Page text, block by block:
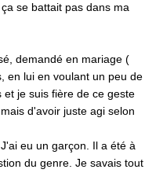
se battait pas dans ma
demandé en mariage (
en lui en voulant un peu de
je suis fière de ce geste
d'avoir juste agi selon
eu un garçon. Il a été à
du genre. Je savais tout